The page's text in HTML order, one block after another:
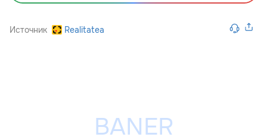
Источник Realitatea